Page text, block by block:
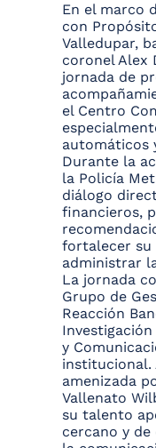
En el marco
con
Valledupar,
coronel Alex
jornada de
el Centro
automáticos
Durante la
la Policía
diálogo
financieros,
fortalecer su
administrar
La jornada
Grupo de
Reacción
y
institucional.
amenizada
Vallenato
su talento
cercano y